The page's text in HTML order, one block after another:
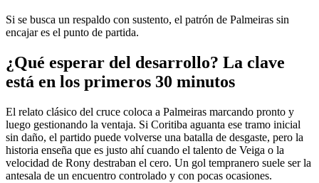
Si se busca un respaldo con sustento, el patrón de Palmeiras sin
encajar es el punto de partida.
¿Qué esperar del desarrollo? La clave
está en los primeros 30 minutos
El relato clásico del cruce coloca a Palmeiras marcando pronto y
luego gestionando la ventaja. Si Coritiba aguanta ese tramo inicial
sin daño, el partido puede volverse una batalla de desgaste, pero la
historia enseña que es justo ahí cuando el talento de Veiga o la
velocidad de Rony destraban el cero. Un gol tempranero suele ser la
antesala de un encuentro controlado y con pocas ocasiones.